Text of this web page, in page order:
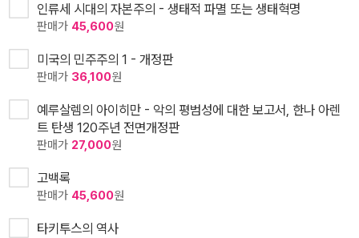
인류세 시대의 자본주의 - 생태적 파멸 또는 생태혁명
판매가 45,600원
미국의 민주주의 1 - 개정판
판매가 36,100원
예루살렘의 아이히만 - 악의 평범성에 대한 보고서, 한나 아렌
트 탄생 120주년 전면개정판
판매가 27,000원
고백록
판매가 45,600원
타키투스의 역사